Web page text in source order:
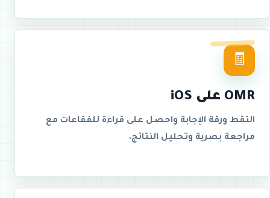
🧾
OMR على iOS
التقط ورقة الإجابة واحصل على قراءة للفقاعات مع
مراجعة بصرية وتحليل النتائج.